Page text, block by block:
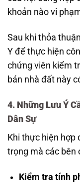
khoản nào vi
Sau khi thỏa
Y để thực hiện
chứng viên kiểm
bán nhà đất này
4. Những Lưu Ý
Dân Sự
Khi thực hiện hợp
trọng mà các bên
Kiểm tra tính